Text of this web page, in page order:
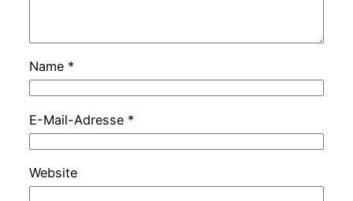
Name *
E-Mail-Adresse *
Website